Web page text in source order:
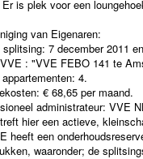
is plek voor een
van Eigenaren:
7 december 2011
: "VVE FEBO 141 te
4.
€ 68,65 per maand.
administrateur: VVE
hier een actieve,
heeft een
waaronder; de